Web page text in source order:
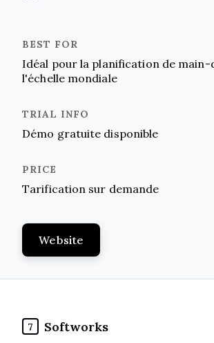
Idéal pour la planification de
l'échelle mondiale
Démo gratuite disponible
Tarification sur demande
Website
7 Softworks